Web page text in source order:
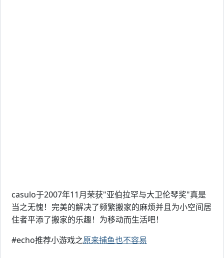
casulo于2007年11月荣获"亚伯拉罕与大卫伦琴奖"真是
当之无愧！完美的解决了频繁搬家的麻烦并且为小空间居
住者平添了搬家的乐趣！为移动而生活吧！
#echo推荐小游戏之原来捕鱼也不容易